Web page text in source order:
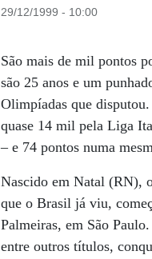
29/12/1999 - 10:00
São mais de mil pontos
são 25 anos e um
Olimpíadas que
quase 14 mil pela Liga
– e 74 pontos numa
Nascido em Natal (RN),
que o Brasil já viu,
Palmeiras, em São
entre outros títulos,